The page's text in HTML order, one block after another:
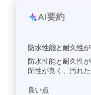
AI要約
防水性能と耐久性
防水性能と耐久性
閉性が良く、汚れ
良い点